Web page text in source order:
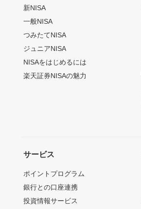
新NISA
一般NISA
つみたてNISA
ジュニアNISA
NISAをはじめるには
楽天証券NISAの魅力
サービス
ポイントプログラム
銀行との口座連携
投資情報サービス